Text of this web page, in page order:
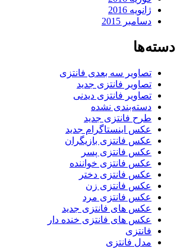
ژانویه 2016
دسامبر 2015
دسته‌ها
تصاویر سه بعدی فانتزی
تصاویر فانتزی جدید
تصاویر فانتزی دیدنی
دسته‌بندی نشده
طرح فانتزی جدید
عکس اینستاگرام جدید
عکس فانتزی بازیگران
عکس فانتزی پسر
عکس فانتزی خواننده
عکس فانتزی دختر
عکس فانتزی زن
عکس فانتزی مرد
عکس های فانتزی جدید
عکس های فانتزی خنده دار
فانتزی
مدل فانتزی